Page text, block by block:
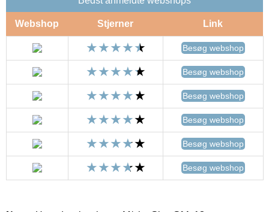
Webshop Stjerner Link
Besøg webshop
Besøg webshop
Besøg webshop
Besøg webshop
Besøg webshop
Besøg webshop